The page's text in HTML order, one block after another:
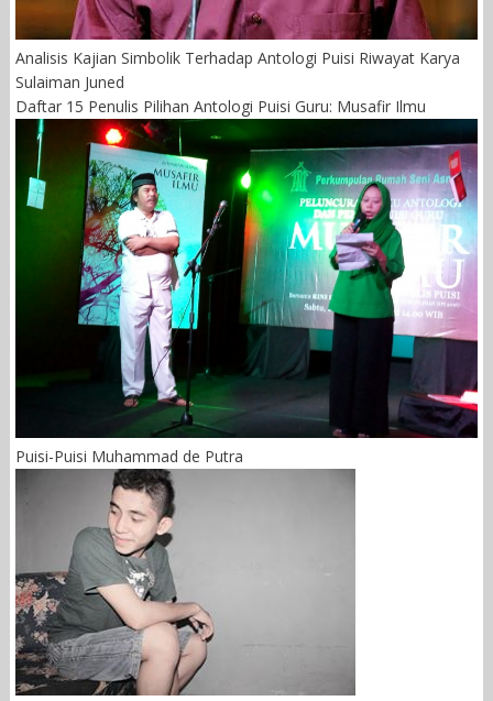
Analisis Kajian Simbolik Terhadap Antologi Puisi Riwayat Karya
Sulaiman Juned
Daftar 15 Penulis Pilihan Antologi Puisi Guru: Musafir Ilmu
Puisi-Puisi Muhammad de Putra